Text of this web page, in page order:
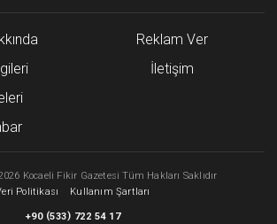
Reklam Ver
İletişim
Kocaeli Fikir Gazetesi Tüm Hakları Saklıdır
Politikası
Kullanım Şartları
+90 (533) 722 54 17